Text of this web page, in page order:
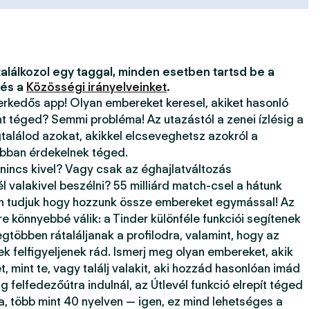
egy taggal, minden esetben tartsd be a
és a Közösségi irányelveinket.
app! Olyan embereket keresel, akiket hasonló
téged? Semmi probléma! Az utazástól a zenei ízlésig a
azokat, akikkel elcseveghetsz azokról a
érdekelnek téged.
kivel? Vagy csak az éghajlatváltozás
valakivel beszélni? 55 milliárd match-csel a hátunk
tudjuk hogy hozzunk össze embereket egymással! Az
könnyebbé válik: a Tinder különféle funkciói segítenek
rátaláljanak a profilodra, valamint, hogy az
felfigyeljenek rád. Ismerj meg olyan embereket, akik
mint te, vagy találj valakit, aki hozzád hasonlóan imád
felfedezőútra indulnál, az Útlevél funkció elrepít téged
több mint 40 nyelven — igen, ez mind lehetséges a